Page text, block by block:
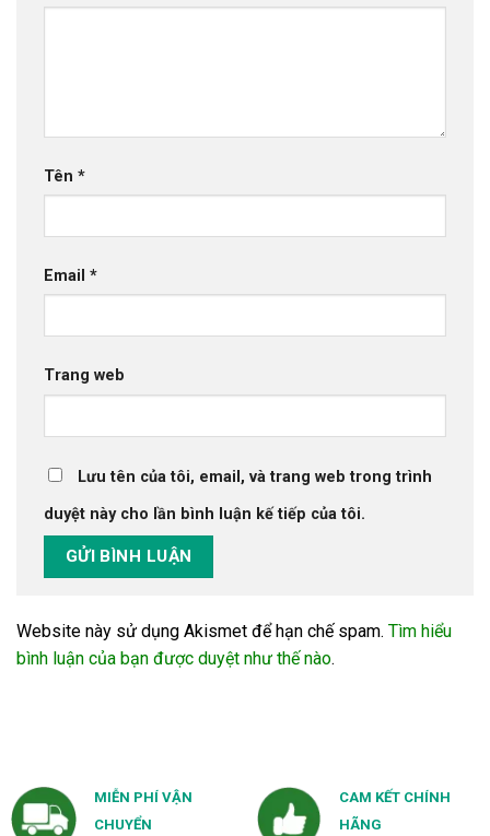
Tên *
Email *
Trang web
Lưu tên của tôi, email, và trang web trong trình
duyệt này cho lần bình luận kế tiếp của tôi.
Website này sử dụng Akismet để hạn chế spam. Tìm hiểu
bình luận của bạn được duyệt như thế nào.
MIỄN PHÍ VẬN
CHUYỂN
CAM KẾT CHÍNH
HÃNG